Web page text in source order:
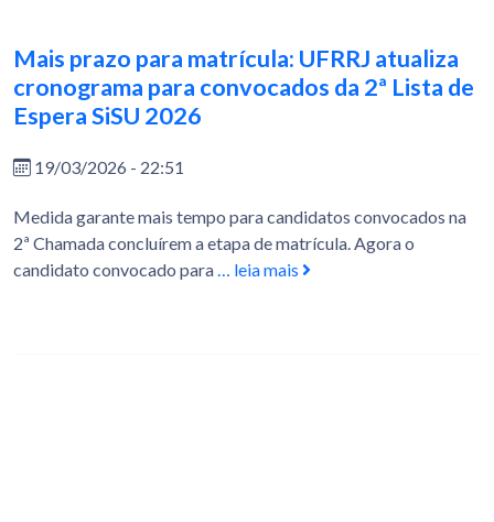
Mais prazo para matrícula: UFRRJ atualiza
cronograma para convocados da 2ª Lista de
Espera SiSU 2026
19/03/2026 - 22:51
Medida garante mais tempo para candidatos convocados na
2ª Chamada concluírem a etapa de matrícula. Agora o
candidato convocado para… leia mais